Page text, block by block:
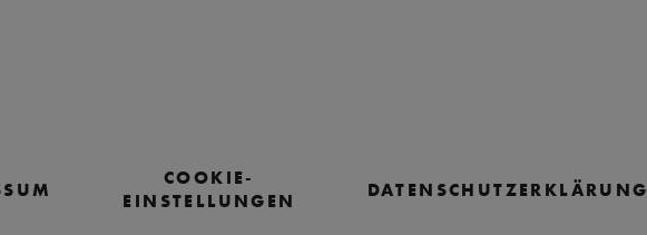
COOKIE-
EINSTELLUNGEN
DATENSCHUTZERKLÄRUNG